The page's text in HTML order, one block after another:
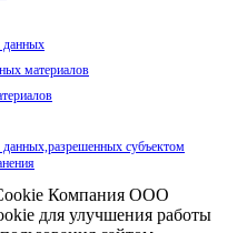
данных
материалов
данных,разрешенных субъектом
Компания ООО
для улучшения работы